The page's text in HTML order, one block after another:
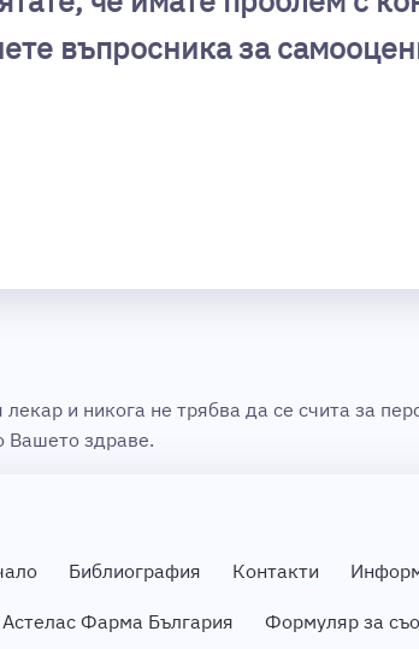
въпросника за
и никога не трябва да се счита за
Вашето здраве.
Библиография Контакти
Фарма България Формуляр за